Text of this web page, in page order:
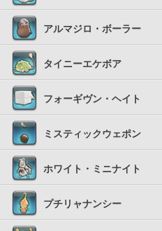
アルマジロ・ボーラー
タイニーエケボア
フォーギヴン・ヘイト
ミスティックウェポン
ホワイト・ミニナイト
プチリャナンシー